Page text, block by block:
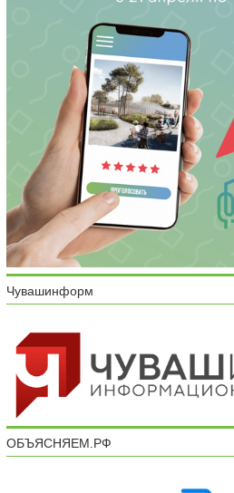
Чувашинформ
ОБЪЯСНЯЕМ.РФ